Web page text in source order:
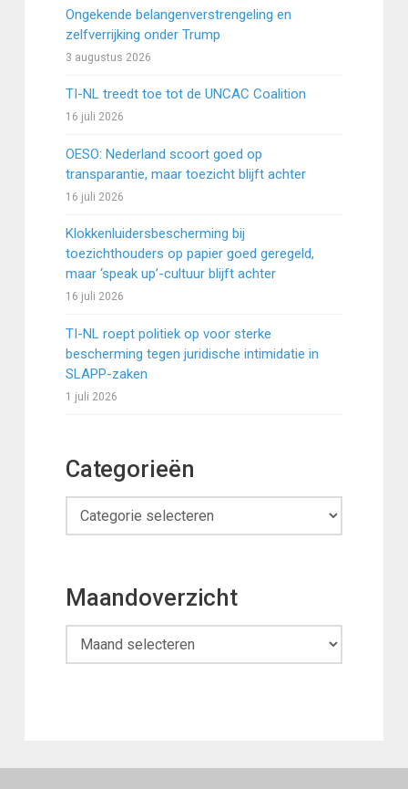
Ongekende belangenverstrengeling en
zelfverrijking onder Trump
3 augustus 2026
TI-NL treedt toe tot de UNCAC Coalition
16 juli 2026
OESO: Nederland scoort goed op
transparantie, maar toezicht blijft achter
16 juli 2026
Klokkenluidersbescherming bij
toezichthouders op papier goed geregeld,
maar ‘speak up’-cultuur blijft achter
16 juli 2026
TI-NL roept politiek op voor sterke
bescherming tegen juridische intimidatie in
SLAPP-zaken
1 juli 2026
Categorieën
Categorieën
Maandoverzicht
Maandoverzicht